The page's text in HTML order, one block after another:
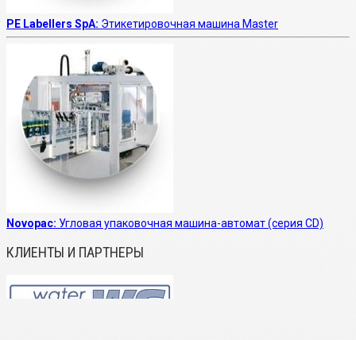
PE Labellers SpA: Этикетировочная машина Master
Novopac: Угловая упаковочная машина-автомат (серия CD)
КЛИЕНТЫ И ПАРТНЕРЫ